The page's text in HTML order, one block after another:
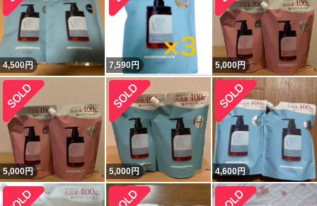
4,500円 7,590円 5,000円
5,000円 5,000円 4,600円